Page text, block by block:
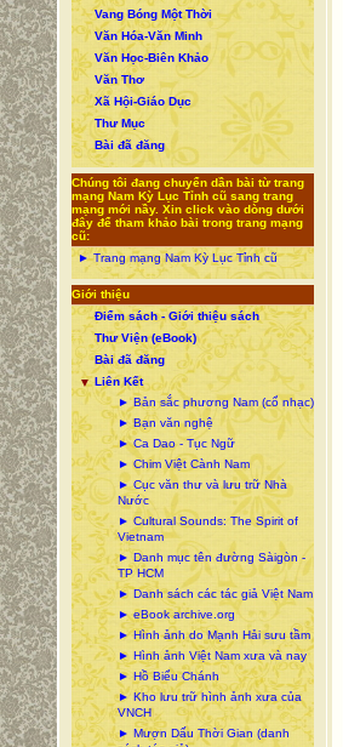
Vang Bóng Một Thời
Văn Hóa-Văn Minh
Văn Học-Biên Khảo
Văn Thơ
Xã Hội-Giáo Dục
Thư Mục
Bài đã đăng
Chúng tôi đang chuyển dần bài từ trang
mạng Nam Kỳ Lục Tỉnh cũ sang trang
mạng mới nầy. Xin click vào dòng dưới
đây để tham khảo bài trong trang mạng
cũ:
► Trang mạng Nam Kỳ Lục Tỉnh cũ
Giới thiệu
Điểm sách - Giới thiệu sách
Thư Viện (eBook)
Bài đã đăng
▼ Liên Kết
► Bản sắc phương Nam (cổ nhạc)
► Bạn văn nghệ
► Ca Dao - Tục Ngữ
► Chim Việt Cành Nam
► Cục văn thư và lưu trữ Nhà
Nước
► Cultural Sounds: The Spirit of
Vietnam
► Danh mục tên đường Sàigòn -
TP HCM
► Danh sách các tác giả Việt Nam
► eBook archive.org
► Hình ảnh do Mạnh Hải sưu tầm
► Hình ảnh Việt Nam xưa và nay
► Hồ Biểu Chánh
► Kho lưu trữ hình ảnh xưa của
VNCH
► Mượn Dấu Thời Gian (danh